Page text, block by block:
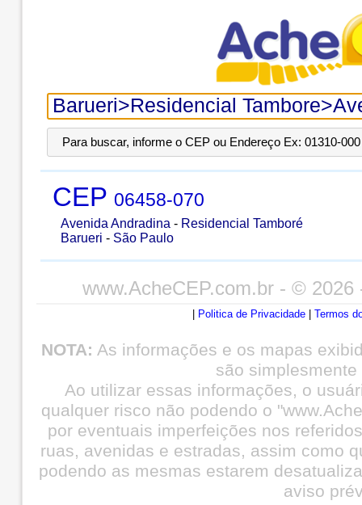
Para buscar, informe o CEP ou Endereço Ex: 01310-
CEP 06458-070
Avenida Andradina - Residencial Tamboré
Barueri - São Paulo
www.AcheCEP.com.br- © 2026
Politica de Privacidade Termos
NOTA: As informações e os mapas
são
Ao utilizar essas informações, o
qualquer risco não podendo o
por eventuais imperfeições nos
ruas, avenidas e estradas, assim como
podendo as mesmas estarem
aviso